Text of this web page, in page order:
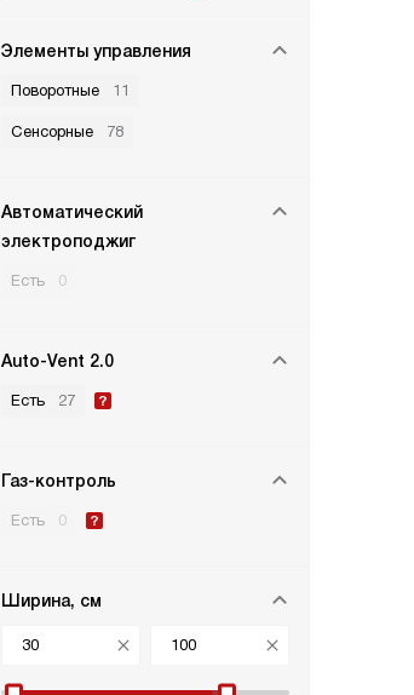
Элементы управления
Поворотные 11
Сенсорные 78
Автоматический
электроподжиг
Есть 0
Auto-Vent 2.0
Есть 27
Газ-контроль
Есть 0
Ширина, см